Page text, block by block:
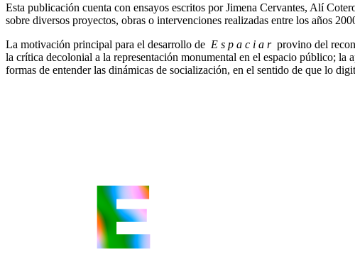
Esta publicación cuenta con ensayos escritos por Jimena Cervantes, Alí
sobre diversos proyectos, obras o intervenciones realizadas entre los años
La motivación principal para el desarrollo de E s p a c i a r provino del
la crítica decolonial a la representación monumental en el espacio público;
formas de entender las dinámicas de socialización, en el sentido de que lo